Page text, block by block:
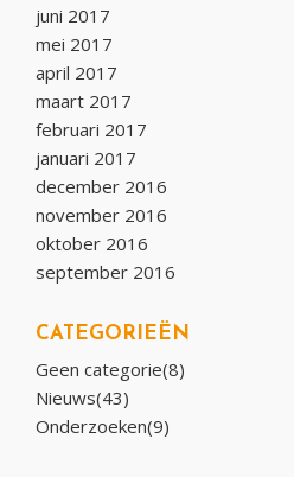
juni 2017
mei 2017
april 2017
maart 2017
februari 2017
januari 2017
december 2016
november 2016
oktober 2016
september 2016
CATEGORIEËN
Geen categorie(8)
Nieuws(43)
Onderzoeken(9)